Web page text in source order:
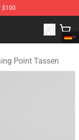
$100
Point
Point Tassen